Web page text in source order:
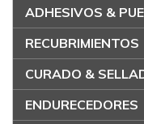
ADHESIVOS &
RECUBRIMIENTOS
CURADO &
ENDURECEDORES